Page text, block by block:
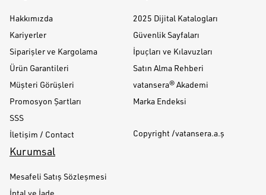
Hakkımızda
Kariyerler
Siparişler ve Kargolama
Ürün Garantileri
Müşteri Görüşleri
Promosyon Şartları
SSS
İletişim / Contact
2025 Dijital Katalogları
Güvenlik Sayfaları
İpuçları ve Kılavuzları
Satın Alma Rehberi
vatansera® Akademi
Marka Endeksi
Copyright /vatansera.a.ş
Kurumsal
Mesafeli Satış Sözleşmesi
İptal ve İade